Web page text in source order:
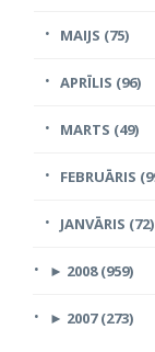
MAIJS (75)
APRĪLIS (96)
MARTS (49)
FEBRUĀRIS
JANVĀRIS (72)
► 2008 (959)
► 2007 (273)